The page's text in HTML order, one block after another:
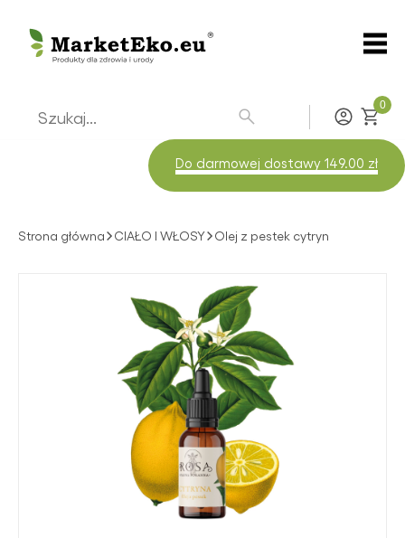
Zaloguj
0
Do darmowej dostawy 149.00 zł
Strona główna CIAŁO I WŁOSY Olej z pestek cytryn